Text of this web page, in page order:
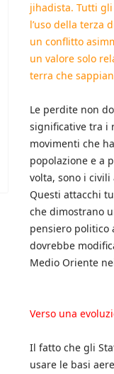
jihadista. Tutti
l’uso della terza
un conflitto
un valore solo
terra che
Le perdite non
significative tra i
movimenti che
popolazione e a
volta, sono i
Questi attacchi
che dimostrano
pensiero politico
dovrebbe
Medio Oriente
Verso una
Il fatto che gli
usare le basi